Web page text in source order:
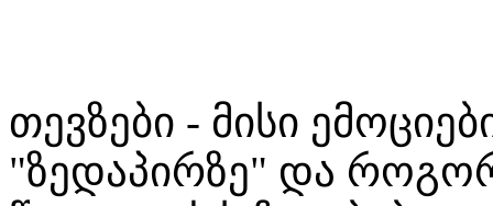
თევზები - მისი
"ზედაპირზე" და